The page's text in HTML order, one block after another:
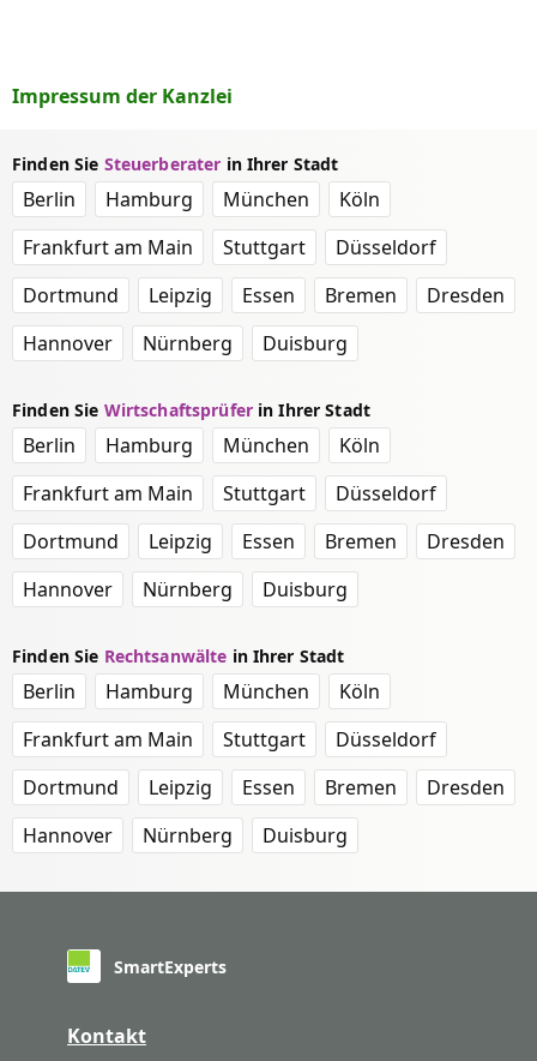
Impressum der Kanzlei
Finden Sie Steuerberater in Ihrer Stadt
Berlin Hamburg München
Köln
Frankfurt am Main
Stuttgart
Düsseldorf
Dortmund
Leipzig Essen Bremen
Dresden
Hannover
Nürnberg Duisburg
Finden Sie Wirtschaftsprüferin Ihrer Stadt
Berlin Hamburg München
Köln
Frankfurt am Main
Stuttgart
Düsseldorf
Dortmund
Leipzig Essen Bremen
Dresden
Hannover
Nürnberg Duisburg
Finden Sie Rechtsanwälte in Ihrer Stadt
Berlin Hamburg München
Köln
Frankfurt am Main
Stuttgart
Düsseldorf
Dortmund
Leipzig Essen Bremen
Dresden
Hannover
Nürnberg Duisburg
SmartExperts
Kontakt